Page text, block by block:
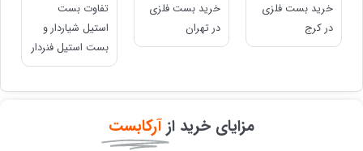
خرید بست فلزی
در کرج
خرید بست فلزی
در تهران
تفاوت بست
استیل شیاردار و
بست استیل فنردار
مزایای خرید ازآرکابست